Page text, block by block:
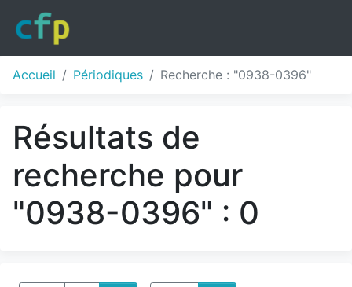
Accueil Périodiques Recherche : "0938-0396"
Résultats de
recherche pour
"0938-0396" : 0